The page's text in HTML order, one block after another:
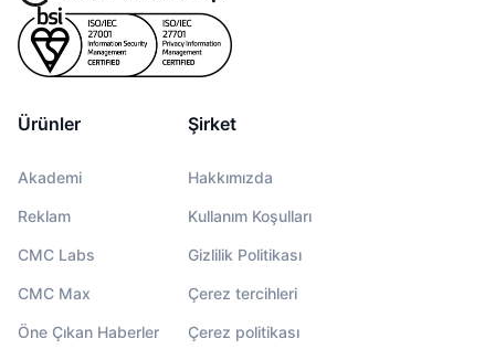
Ürünler
Akademi
Reklam
CMC Labs
CMC Max
Öne Çıkan Haberler
Şirket
Hakkımızda
Kullanım Koşulları
Gizlilik Politikası
Çerez tercihleri
Çerez politikası